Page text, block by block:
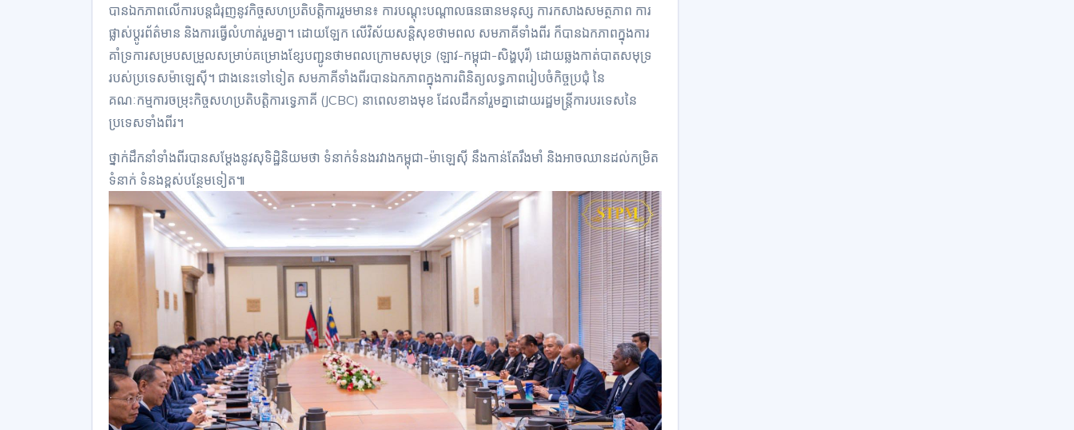
បានឯកភាពលើការបន្តជំរុញនូវកិច្ចសហប្រតិបត្តិការរួមមាន៖ ការបណ្តុះបណ្តាលធនធានមនុស្ស ការកសាងសមត្ថភាព ការ
ផ្លាស់ប្តូរព័ត៌មាន និងការធ្វើលំហាត់រួមគ្នា។ ដោយឡែក លើវិស័យសន្តិសុខថាមពល សមភាគីទាំងពីរ ក៏បានឯកភាពក្នុងការ
គាំទ្រការសម្របសម្រួលសម្រាប់គម្រោងខ្សែបញ្ជូនថាមពលក្រោមសមុទ្រ (ឡាវ-កម្ពុជា-សិង្ហបុរី) ដោយឆ្លងកាត់បាតសមុទ្រ
របស់ប្រទេសម៉ាឡេស៊ី។ ជាងនេះទៅទៀត សមភាគីទាំងពីរបានឯកភាពក្នុងការពិនិត្យលទ្ធភាពរៀបចំកិច្ចប្រជុំ នៃ
គណៈកម្មការចម្រុះកិច្ចសហប្រតិបត្តិការទ្វេភាគី (JCBC) នាពេលខាងមុខ ដែលដឹកនាំរួមគ្នាដោយរដ្ឋមន្ត្រីការបរទេសនៃ
ប្រទេសទាំងពីរ។
ថ្នាក់ដឹកនាំទាំងពីរបានសម្តែងនូវសុទិដ្ឋិនិយមថា ទំនាក់ទំនងរវាងកម្ពុជា-ម៉ាឡេស៊ី នឹងកាន់តែរឹងមាំ និងអាចឈានដល់កម្រិត
ទំនាក់ ទំនងខ្ពស់បន្ថែមទៀត៕